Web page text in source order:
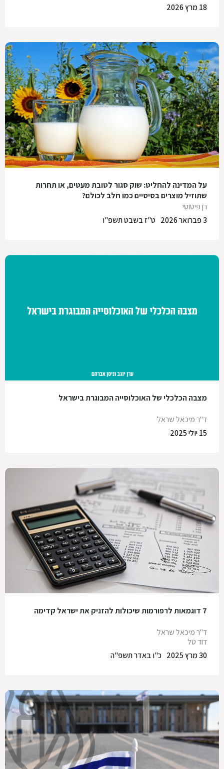
18 מרץ 2026
על המדינה להחליט: שוק סגור לטובת מעטים, או תחרות
שתוזיל מוצרים בסיסיים כמו חלב לכולם?
רן פיטוסי
ט"ז בשבט תשפ"ו
3 פברואר 2026
מצבה הכלכלי של האוכלוסייה המבוגרת בישראל
ד"ר מיכאל שראל
15 יולי 2025
7 דוגמאות לרפורמות שיכולות להזניק את ישראל קדימה
ד"ר מיכאל שראל
דוד טל
כ"ו באדר תשפ"ה
30 מרץ 2025